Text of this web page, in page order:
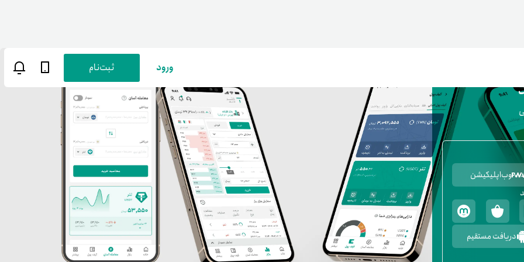
اعتبار خرید کالا
پاداش کیف‌پول تومانی
گیفت کارت
مهر تترلند
زبان پارسی
مشخصات کاربری
حساب‌های بانکی
ورود ثبت‌نام
وب‌اپلیکیشن
دریافت مستقیم